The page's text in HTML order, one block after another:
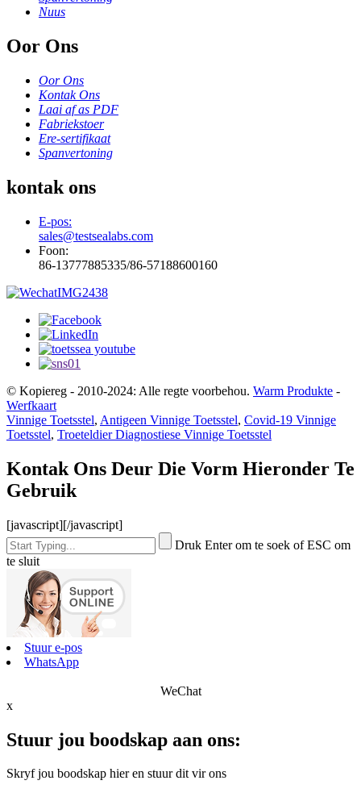
Nuus
Oor Ons
Oor Ons
Kontak Ons
Laai af as PDF
Fabriekstoer
Ere-sertifikaat
Spanvertoning
kontak ons
E-pos:
sales@testsealabs.com
Foon:
86-13777885335/86-57188600160
© Kopiereg - 2010-2024: Alle regte voorbehou. Warm Produkte -
Werfkaart
Vinnige Toetsstel, Antigeen Vinnige Toetsstel, Covid-19 Vinnige
Toetsstel, Troeteldier Diagnostiese Vinnige Toetsstel
Kontak Ons Deur Die Vorm Hieronder Te
Gebruik
[javascript][/javascript]
Druk Enter om te soek of ESC om
te sluit
Stuur e-pos
WhatsApp
WeChat
x
Stuur jou boodskap aan ons:
Skryf jou boodskap hier en stuur dit vir ons